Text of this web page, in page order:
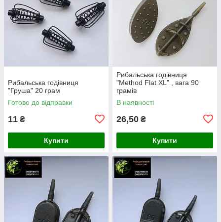
Рибальська годівниця
"Груша" 20 грам
Готово до відправки
11 ₴
Купити
Рибальська годівниця
"Method Flat XL" , вага 90
грамів
В наявності
26,50 ₴
Купити